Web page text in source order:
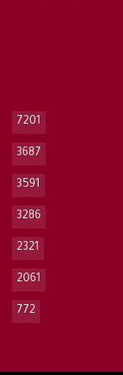
7201
3687
3591
3286
2321
2061
772